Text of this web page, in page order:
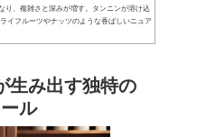
り、複雑さと深みが増す。タンニンが溶け込
イフルーツやナッツのような香ばしいニュア
生み出す独特の
ル